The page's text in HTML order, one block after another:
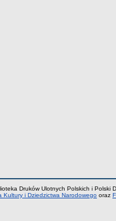
Druków Ulotnych Polskich i
Kultury i Dziedzictwa Narodowego oraz